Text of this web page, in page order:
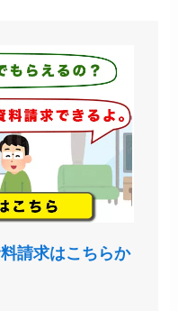
請求はこちらか